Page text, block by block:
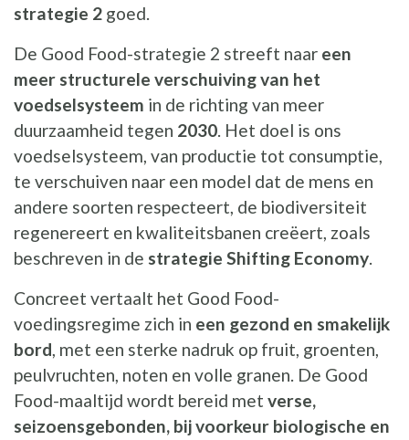
strategie 2 goed.
De Good Food-strategie 2 streeft naar een
meer structurele verschuiving van het
voedselsysteem in de richting van meer
duurzaamheid tegen 2030. Het doel is ons
voedselsysteem, van productie tot consumptie,
te verschuiven naar een model dat de mens en
andere soorten respecteert, de biodiversiteit
regenereert en kwaliteitsbanen creëert, zoals
beschreven in de strategie Shifting Economy.
Concreet vertaalt het Good Food-
voedingsregime zich in een gezond en smakelijk
bord, met een sterke nadruk op fruit, groenten,
peulvruchten, noten en volle granen. De Good
Food-maaltijd wordt bereid met verse,
seizoensgebonden, bij voorkeur biologische en